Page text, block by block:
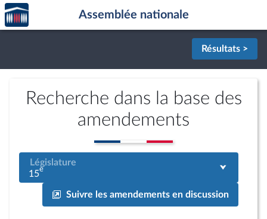
Aller au contenu
Aller en bas de la page
Accèder
à la
page
Assemblée nationale
Résultats >
Recherche dans la base des
amendements
Législature
15e
Suivre les amendements en discussion